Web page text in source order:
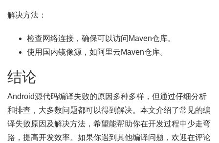
解决方法：
检查网络连接，确保可以访问Maven仓库。
使用国内镜像源，如阿里云Maven仓库。
结论
Android源代码编译失败的原因多种多样，但通过仔细分析
和排查，大多数问题都可以得到解决。本文介绍了常见的编
译失败原因及解决方法，希望能帮助你在开发过程中少走弯
路，提高开发效率。如果你遇到其他编译问题，欢迎在评论